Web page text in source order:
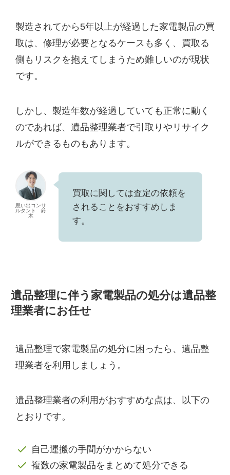
製造されてから5年以上が経過した家電製品の買
取は、修理が必要となるケースも多く、買取る
側もリスクを抱えてしまうため難しいのが現状
です。
しかし、製造年数が経過していても正常に動く
のであれば、遺品整理業者で引取りやリサイク
ルができるものもあります。
思い出コンサ
ルタント 鈴
木
買取に関しては査定の依頼を
されることをおすすめしま
す。
遺品整理に伴う家電製品の処分は遺品整
理業者にお任せ
遺品整理で家電製品の処分に困ったら、遺品整
理業者を利用しましょう。
遺品整理業者の利用がおすすめな点は、以下の
とおりです。
自己運搬の手間がかからない
複数の家電製品をまとめて処分できる